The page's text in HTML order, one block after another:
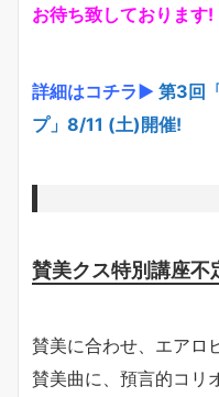
お待ち致しております!
詳細はコチラ▶ 第3回
プ」8/11 (土)開催!
賛美クス特別講座不
賛美に合わせ、エアロ
賛美曲に、預言的コリ